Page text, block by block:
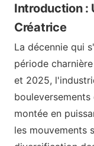
Introduction :
Créatrice
La décennie qui
période
et 2025,
montée en
les mouvements